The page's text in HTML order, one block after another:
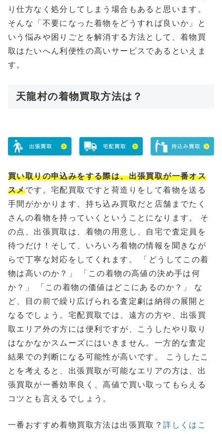
り仕方なく処分してしまう場合もあると思います。
そんな「不要になった着物をどうすれば良いか」と
いう悩みや困りごとを解消する方法として、着物買
取はたいへん利便性の高いサービスであるといえま
す。
天龍村の着物買取方法は？
買い取りの申込みをする際は、出張買取が一番オス
スメです。宅配買取ですと荷造りをして着物を送る
手間がかかります、持ち込み買取だと店舗までたく
さんの着物を持っていくということになります。 そ
の点、出張買取は、着物の用意し、自宅で査定員を
待つだけ！そして、いろいろ着物の情報を聞きなが
らで丁寧な対応をしてくれます。 「どうしてこの着
物は高いのか？」 「この着物の高値の決め手は何
か？」 「この着物の価値はどこにあるのか？」 な
ど、目の前で繰り広げられる査定劇は納得の展開と
なるでしょう。宅配買取では、遠方の方や、出張買
取エリア外の方には便利ですが、こうしたやり取り
はなかなかスムーズにはいきません。一方的な査定
結果での判断になる可能性が高いです。 こうしたこ
とを考えると、出張買取が可能なエリアの方は、出
張買取が一番効率良く、高値で買い取ってもらえる
コツとも言えるでしょう。
一番おすすめ着物買取方法は出張買取？詳しくはこ